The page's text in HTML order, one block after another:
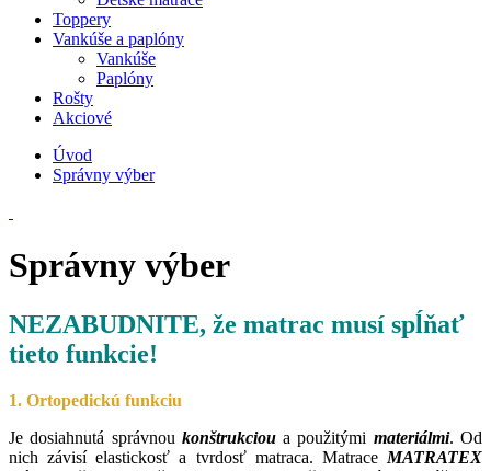
Toppery
Vankúše a paplóny
Vankúše
Paplóny
Rošty
Akciové
Úvod
Správny výber
Správny výber
NEZABUDNITE, že matrac musí spĺňať
tieto funkcie!
1. Ortopedickú funkciu
Je dosiahnutá správnou konštrukcioua použitými materiálmi. Od
nich závisí elastickosť a tvrdosť matraca. Matrace MATRATEX